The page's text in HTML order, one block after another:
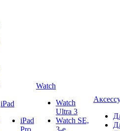
iPad
iPad
Pro
Watch
Watch
Ultra 3
Watch SE,
3-е